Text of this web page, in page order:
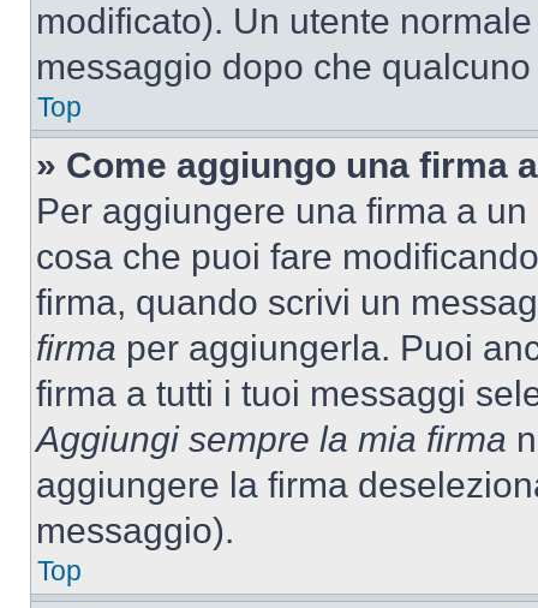
modificato). Un utente
messaggio dopo che
Top
» Come aggiungo una firma
Per aggiungere una firma a
cosa che puoi fare
firma, quando scrivi un
firma per aggiungerla. Puoi
firma a tutti i tuoi messaggi
Aggiungi sempre la mia firma
aggiungere la firma
messaggio).
Top